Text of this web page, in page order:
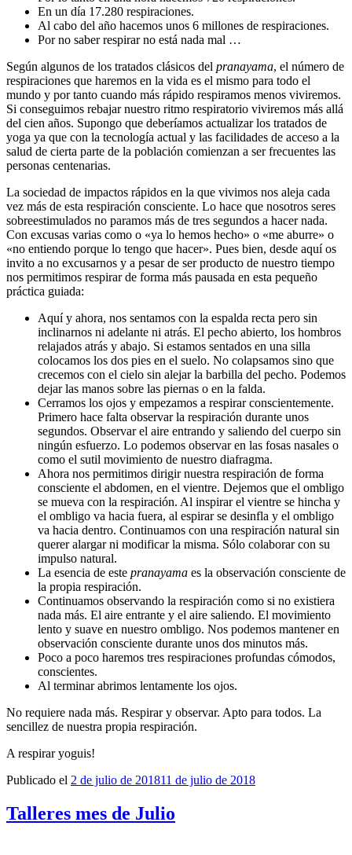
En un día 17.280 respiraciones.
Al cabo del año hacemos unos 6 millones de respiraciones.
Por no saber respirar no está nada mal …
Según algunos de los tratados clásicos del pranayama, el número de
respiraciones que haremos en la vida es el mismo para todo el
mundo y por tanto cuando más rápido respiramos menos viviremos.
Si conseguimos rebajar nuestro ritmo respiratorio viviremos más allá
del cien años. Supongo que deberíamos actualizar los tratados de
yoga ya que con la tecnología actual y las facilidades de acceso a la
salud de cierta parte de la población comienzan a ser frecuentes las
personas centenarias.
La sociedad de impactos rápidos en la que vivimos nos aleja cada
vez más de esta respiración consciente. Lo hace que nosotros seres
sobreestimulados no paramos más de tres segundos a hacer nada.
Con excusas varias como o «ya lo hemos hecho» o «me aburre» o
«no entiendo porque lo tengo que hacer». Pues bien, desde aquí os
invito a no excusarnos y a pesar de ser producto de nuestro tiempo
nos permitimos respirar de forma más pausada en esta pequeño
práctica guiada:
Aquí y ahora, nos sentamos con la espalda recta pero sin
inclinarnos ni adelante ni atrás. El pecho abierto, los hombros
relajados atrás y abajo. Si estamos sentados en una silla
colocamos los dos pies en el suelo. No colapsamos sino que
crecemos con el cielo sin alejar la barbilla del pecho. Podemos
dejar las manos sobre las piernas o en la falda.
Cerramos los ojos y empezamos a respirar conscientemente.
Primero hace falta observar la respiración durante unos
segundos. Observar el aire entrando y saliendo del cuerpo sin
ningún esfuerzo. Lo podemos observar en las fosas nasales o
como el sutil movimiento de nuestro diafragma.
Ahora nos permitimos dirigir nuestra respiración de forma
consciente el abdomen, en el vientre. Dejemos que el ombligo
se mueva con la respiración. Al inspirar el vientre se hincha y
el ombligo va hacia fuera, al espirar se desinfla y el ombligo
va hacia dentro. Continuamos con una respiración natural sin
querer alargar ni modificar la misma. Sólo colaborar con su
impulso natural.
La esencia de este pranayama es la observación consciente de
la propia respiración.
Continuamos observando la respiración como si no existiera
nada más. El aire entrante y el aire saliendo. El movimiento
lento y suave en nuestro ombligo. Nos podemos mantener en
observación consciente durante unos dos minutos más.
Poco a poco haremos tres respiraciones profundas cómodos,
conscientes.
Al terminar abrimos lentamente los ojos.
No requiere nada más. Respirar y observar. Apto para todos. La
sencillez de nuestra propia respiración.
A respirar yoguis!
Publicado el 2 de julio de 201811 de julio de 2018
Talleres mes de Julio